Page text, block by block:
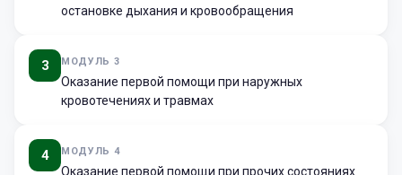
остановке дыхания и кровообращения
3 МОДУЛЬ 3
Оказание первой помощи при наружных
кровотечениях и травмах
4 МОДУЛЬ 4
Оказание первой помощи при прочих состояниях